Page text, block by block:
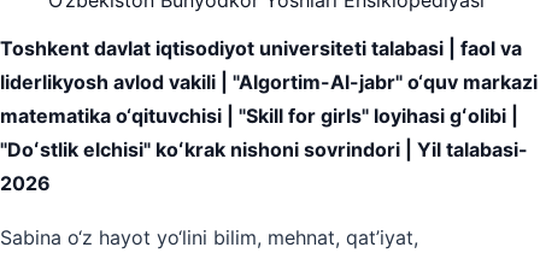
Toshkent davlat iqtisodiyot universiteti talabasi | faol va
liderlikyosh avlod vakili | "Algortim-Al-jabr" o‘quv markazi
matematika o‘qituvchisi | "Skill for girls" loyihasi gʻolibi |
"Doʻstlik elchisi" koʻkrak nishoni sovrindori | Yil talabasi-
2026
Sabina o‘z hayot yo‘lini bilim, mehnat, qat’iyat,